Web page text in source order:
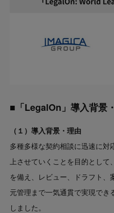
■「LegalOn」導入背景
（１）導入背景・理由
多種多様な契約相談に迅速に
上させていくことを目的とし
を備え、レビュー、ドラフト
元管理まで一気通貫で実現でき
しました。